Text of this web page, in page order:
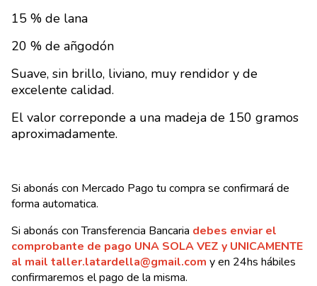
15 % de lana
20 % de añgodón
Suave, sin brillo, liviano, muy rendidor y de
excelente calidad.
El valor correponde a una madeja de 150 gramos
aproximadamente.
Si abonás con Mercado Pago tu compra se confirmará de
forma automatica.
Si abonás con Transferencia Bancaria debes enviar el
comprobante de pago UNA SOLA VEZ y UNICAMENTE
al mail taller.latardella@gmail.com y en 24hs hábiles
confirmaremos el pago de la misma.